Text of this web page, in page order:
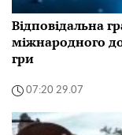
Відповідальна
міжнародного
гри
07:20 29.07